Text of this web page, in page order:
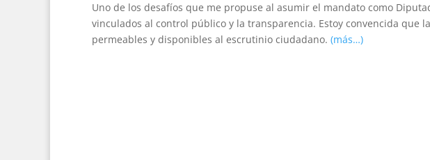
Uno de los desafíos que me propuse al asumir el mandato como
vinculados al control público y la transparencia. Estoy convencida que
permeables y disponibles al escrutinio ciudadano. (más…)